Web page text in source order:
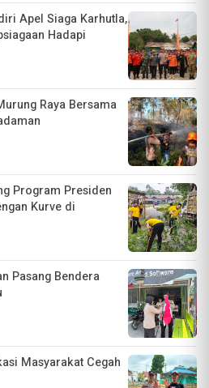
Apel Siaga Karhutla,
Hadapi
Raya Bersama
Program Presiden
Kurve di
Pasang Bendera
Masyarakat Cegah